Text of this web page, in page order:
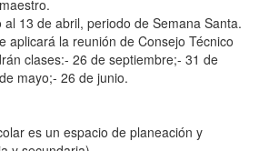
13 de abril, periodo de Semana Santa.
aplicará la reunión de Consejo Técnico
clases:- 26 de septiembre;- 31 de
mayo;- 26 de junio.
es un espacio de planeación y